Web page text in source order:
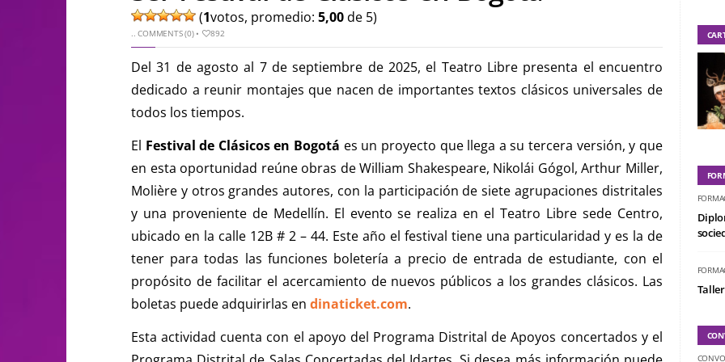
(1votos, promedio: 5,00de 5)
..COMMENTS (0)• 892
Del 31 de agosto al 7 de septiembre de 2025, el Teatro Libre presenta el encuentro
dedicado a reunir montajes que nacen de importantes textos clásicos universales de
todos los tiempos.
El Festival de Clásicos en Bogotá es un proyecto que llega a su tercera versión, y que
en esta oportunidad reúne obras de William Shakespeare, Nikolái Gógol, Arthur Miller,
Molière y otros grandes autores, con la participación de siete agrupaciones distritales
y una proveniente de Medellín. El evento se realiza en el Teatro Libre sede Centro,
ubicado en la calle 12B # 2 – 44. Este año el festival tiene una particularidad y es la de
tener para todas las funciones boletería a precio de entrada de estudiante, con el
propósito de facilitar el acercamiento de nuevos públicos a los grandes clásicos. Las
boletas puede adquirirlas en dinaticket.com.
Esta actividad cuenta con el apoyo del Programa Distrital de Apoyos concertados y el